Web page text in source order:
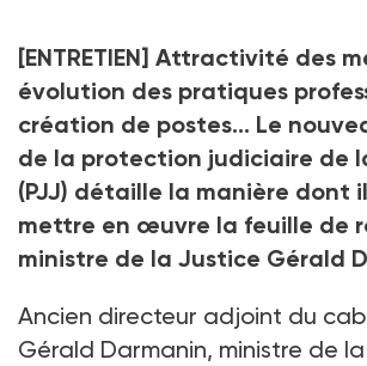
[ENTRETIEN] Attractivité des
évolution des pratiques
création de postes… Le
de la protection judiciaire de
(PJJ) détaille la manière dont
mettre en œuvre la feuille de
ministre de la Justice Gérald
Ancien directeur adjoint du
Gérald Darmanin, ministre de